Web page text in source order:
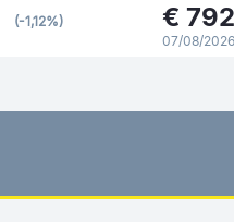
(-1,12%) €
07/08/